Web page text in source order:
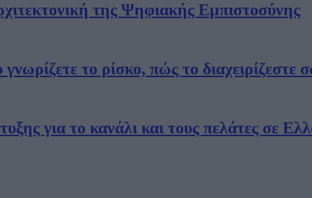
της Ψηφιακής Εμπιστοσύνης
το ρίσκο, πώς το διαχειρίζεστε
για το κανάλι και τους πελάτες σε